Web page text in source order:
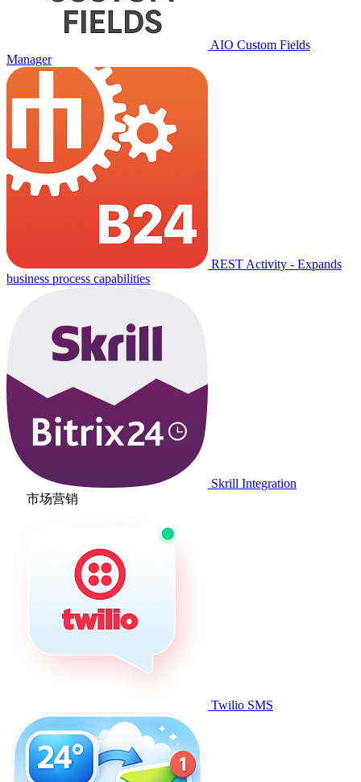
AIO Custom Fields
Manager
REST Activity - Expands
business process capabilities
Skrill Integration
市场营销
Twilio SMS